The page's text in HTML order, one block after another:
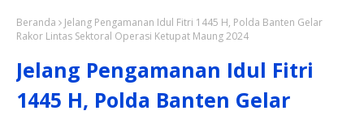
Kelancaran Lalu Lintas
Beranda
Jelang Pengamanan Idul Fitri 1445 H, Polda Banten Gelar
Rakor Lintas Sektoral Operasi Ketupat Maung 2024
Jelang Pengamanan Idul Fitri
1445 H, Polda Banten Gelar